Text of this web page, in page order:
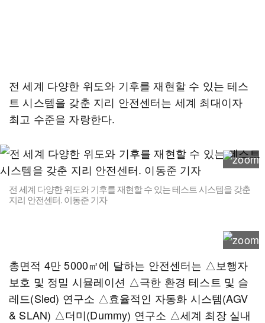
전 세계 다양한 위도와 기후를 재현할 수 있는 테스
트 시스템을 갖춘 지리 안전센터는 세계 최대이자
최고 수준을 자랑한다.
전 세계 다양한 위도와 기후를 재현할 수 있는 테스트 시스템을 갖춘
지리 안전센터. 이동준 기자
총면적 4만 5000㎡에 달하는 안전센터는 △보행자
보호 및 정밀 시뮬레이션 △극한 환경 테스트 및 슬
레드(Sled) 연구소 △효율적인 자동화 시스템(AGV
& SLAN) △더미(Dummy) 연구소 △세계 최장 실내